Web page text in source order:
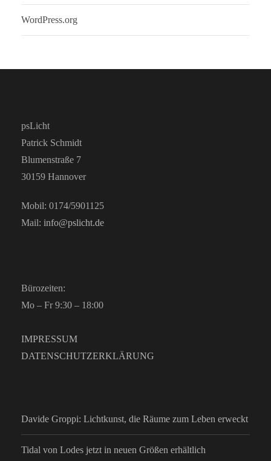
WordPress.org
psLicht
Patrick Schmidt
Blumenstraße 7
30159 Hannover
Mobil: 0174/5901125
Mail: info@pslicht.de
Bürozeiten:
Mo – Fr 9:30 – 18:00
IMPRESSUM
DATENSCHUTZERKLÄRUNG
Davide Groppi: Lichtkunst, die Räume zum Leben erweckt
Tidal von Lodes jetzt in neuen Größen erhältlich